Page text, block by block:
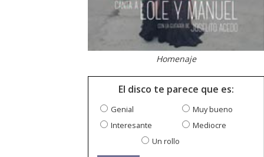
Homenaje
El disco te parece que es:
Genial
Muy bueno
Interesante
Mediocre
Un rollo